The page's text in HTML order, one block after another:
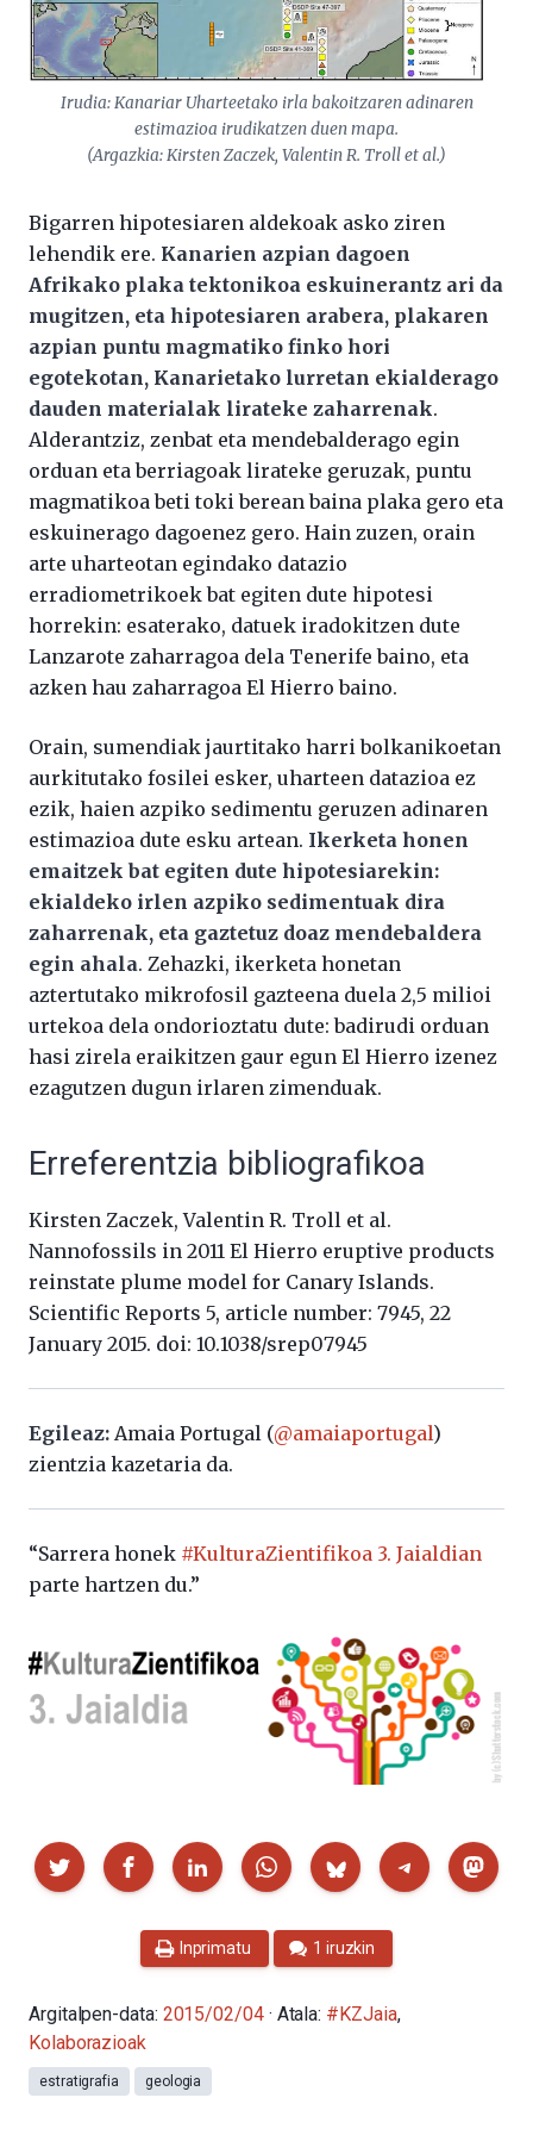
Irudia: Kanariar Uharteetako irla bakoitzaren adinaren
estimazioa irudikatzen duen mapa.
(Argazkia: Kirsten Zaczek, Valentin R. Troll et al.)
Bigarren hipotesiaren aldekoak asko ziren
lehendik ere. Kanarien azpian dagoen
Afrikako plaka tektonikoa eskuinerantz ari da
mugitzen, eta hipotesiaren arabera, plakaren
azpian puntu magmatiko finko hori
egotekotan, Kanarietako lurretan ekialderago
dauden materialak lirateke zaharrenak.
Alderantziz, zenbat eta mendebalderago egin
orduan eta berriagoak lirateke geruzak, puntu
magmatikoa beti toki berean baina plaka gero eta
eskuinerago dagoenez gero. Hain zuzen, orain
arte uharteotan egindako datazio
erradiometrikoek bat egiten dute hipotesi
horrekin: esaterako, datuek iradokitzen dute
Lanzarote zaharragoa dela Tenerife baino, eta
azken hau zaharragoa El Hierro baino.
Orain, sumendiak jaurtitako harri bolkanikoetan
aurkitutako fosilei esker, uharteen datazioa ez
ezik, haien azpiko sedimentu geruzen adinaren
estimazioa dute esku artean. Ikerketa honen
emaitzek bat egiten dute hipotesiarekin:
ekialdeko irlen azpiko sedimentuak dira
zaharrenak, eta gaztetuz doaz mendebaldera
egin ahala. Zehazki, ikerketa honetan
aztertutako mikrofosil gazteena duela 2,5 milioi
urtekoa dela ondorioztatu dute: badirudi orduan
hasi zirela eraikitzen gaur egun El Hierro izenez
ezagutzen dugun irlaren zimenduak.
Erreferentzia bibliografikoa
Kirsten Zaczek, Valentin R. Troll et al.
Nannofossils in 2011 El Hierro eruptive products
reinstate plume model for Canary Islands.
Scientific Reports 5, article number: 7945, 22
January 2015. doi: 10.1038/srep07945
Egileaz: Amaia Portugal (@amaiaportugal)
zientzia kazetaria da.
“Sarrera honek #KulturaZientifikoa 3. Jaialdian
parte hartzen du.”
Partekatu
Inprimatu 1 iruzkin
Argitalpen-data: 2015/02/04 · Atala: #KZJaia,
Kolaborazioak
estratigrafia geologia